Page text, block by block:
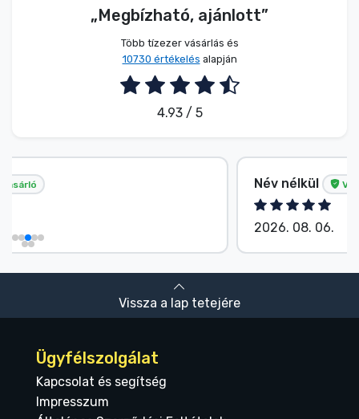
„Megbízható, ajánlott”
Több tízezer vásárlás és
10730 értékelés alapján
4.93 / 5
Név nélkül
Vissza a lap tetejére
Ügyfélszolgálat
Kapcsolat és segítség
Impresszum